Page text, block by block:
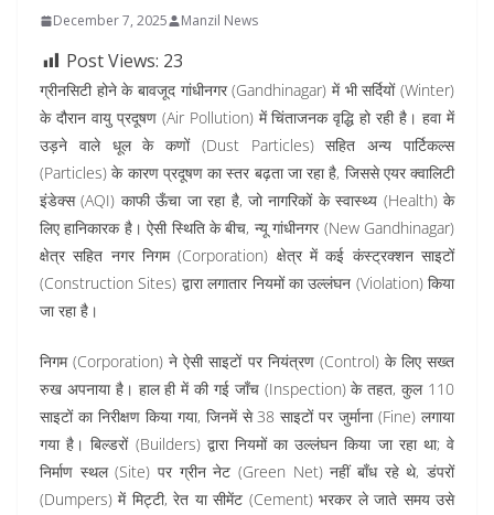
December 7, 2025 Manzil News
Post Views: 23
ग्रीनसिटी होने के बावजूद गांधीनगर (Gandhinagar) में भी सर्दियों (Winter)
के दौरान वायु प्रदूषण (Air Pollution) में चिंताजनक वृद्धि हो रही है। हवा में
उड़ने वाले धूल के कणों (Dust Particles) सहित अन्य पार्टिकल्स
(Particles) के कारण प्रदूषण का स्तर बढ़ता जा रहा है, जिससे एयर क्वालिटी
इंडेक्स (AQI) काफी ऊँचा जा रहा है, जो नागरिकों के स्वास्थ्य (Health) के
लिए हानिकारक है। ऐसी स्थिति के बीच, न्यू गांधीनगर (New Gandhinagar)
क्षेत्र सहित नगर निगम (Corporation) क्षेत्र में कई कंस्ट्रक्शन साइटों
(Construction Sites) द्वारा लगातार नियमों का उल्लंघन (Violation) किया
जा रहा है।
निगम (Corporation) ने ऐसी साइटों पर नियंत्रण (Control) के लिए सख्त
रुख अपनाया है। हाल ही में की गई जाँच (Inspection) के तहत, कुल 110
साइटों का निरीक्षण किया गया, जिनमें से 38 साइटों पर जुर्माना (Fine) लगाया
गया है। बिल्डरों (Builders) द्वारा नियमों का उल्लंघन किया जा रहा था; वे
निर्माण स्थल (Site) पर ग्रीन नेट (Green Net) नहीं बाँध रहे थे, डंपरों
(Dumpers) में मिट्टी, रेत या सीमेंट (Cement) भरकर ले जाते समय उसे